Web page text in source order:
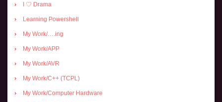
I ♡ Drama
Learning Powershell
My Work/….ing
My Work/APP
My Work/AVR
My Work/C++ (TCPL)
My Work/Computer Hardware